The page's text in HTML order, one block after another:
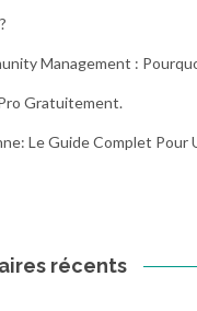
Management :
Gratuitement.
Le Guide Complet Pour
récents